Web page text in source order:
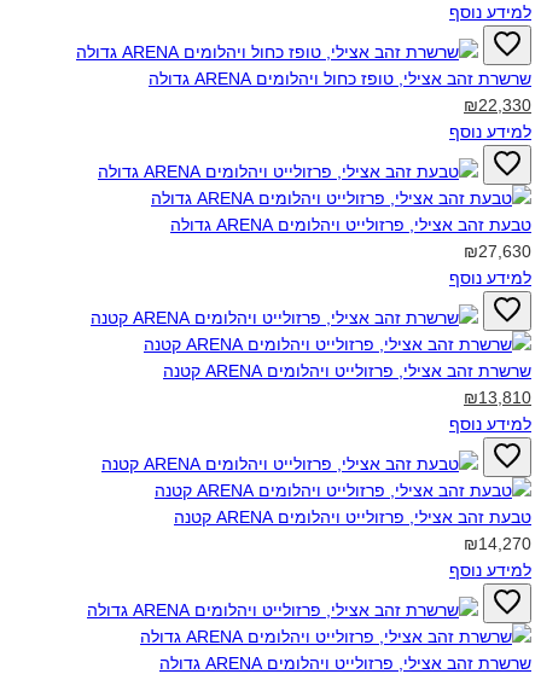
למידע נוסף
שרשרת זהב אצילי, טופז כחול ויהלומים ARENA גדולה‎
₪22,330
למידע נוסף
טבעת זהב אצילי, פרזולייט ויהלומים ARENA גדולה‎
₪27,630
למידע נוסף
שרשרת זהב אצילי, פרזולייט ויהלומים ARENA קטנה‎
₪13,810
למידע נוסף
טבעת זהב אצילי, פרזולייט ויהלומים ARENA קטנה‎
₪14,270
למידע נוסף
שרשרת זהב אצילי, פרזולייט ויהלומים ARENA גדולה‎